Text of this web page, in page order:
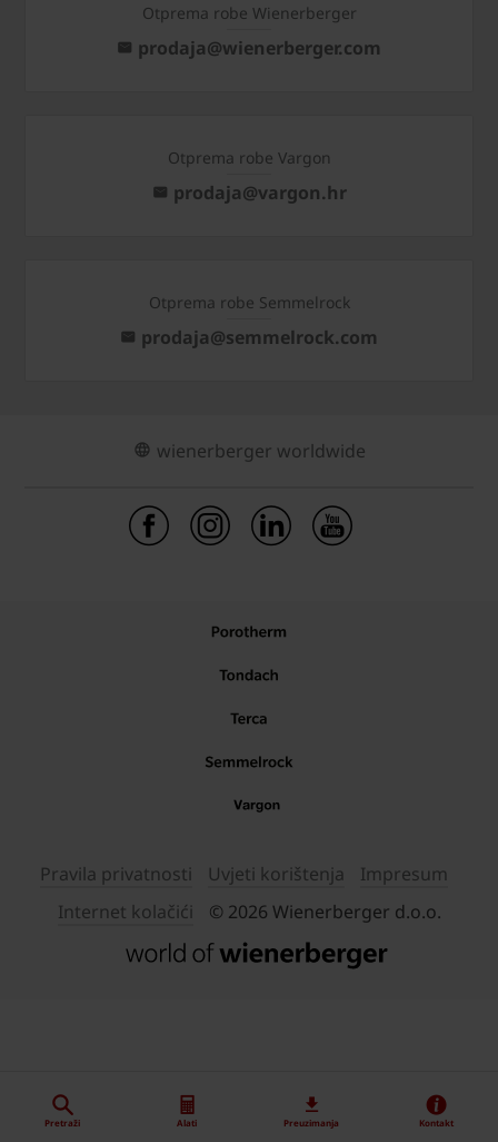
Pretraži Alati Preuzimanja Kontakt
Otprema robe Wienerberger
prodaja@wienerberger.com
Otprema robe Vargon
prodaja@vargon.hr
Otprema robe Semmelrock
prodaja@semmelrock.com
wienerberger worldwide
Pravila privatnosti Uvjeti korištenja
Impresum
Internet kolačići
© 2026 Wienerberger d.o.o.